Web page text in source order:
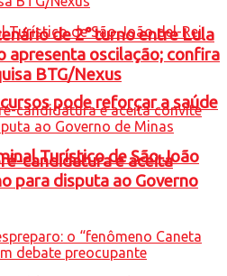
pode reforçar a saúde
Turístico de São João
de 2° turno entre Lula
apresenta oscilação; confira
BTG/Nexus
candidatura e aceita
para disputa ao Governo